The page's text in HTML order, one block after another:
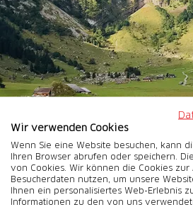
Wir verwenden Cookies
Wenn Sie eine Website besuchen, kann
Ihren Browser abrufen oder speichern.
von Cookies. Wir können die Cookies zur
Besucherdaten nutzen, um unsere
Ihnen ein personalisiertes Web-Erlebnis
Informationen zu den von uns